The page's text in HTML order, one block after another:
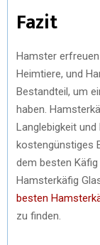
Fazit
Hamster
Heimtiere, und
Bestandteil, um
haben.
Langlebigkeit
kostengünstiges
dem besten
Hamsterkäfig
besten
zu finden.